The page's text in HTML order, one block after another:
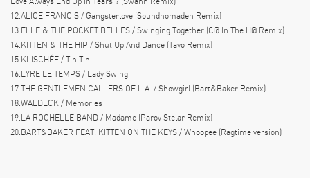
12.ALICE FRANCIS / Gangsterlove (Soundnomaden Remix)
13.ELLE & THE POCKET BELLES / Swinging Together (C@ In The H@ Remix)
14.KITTEN & THE HIP / Shut Up And Dance (Tavo Remix)
15.KLISCHÉE / Tin Tin
16.LYRE LE TEMPS / Lady Swing
17.THE GENTLEMEN CALLERS OF L.A. / Showgirl (Bart&Baker Remix)
18.WALDECK / Memories
19.LA ROCHELLE BAND / Madame (Parov Stelar Remix)
20.BART&BAKER FEAT. KITTEN ON THE KEYS / Whoopee (Ragtime version)